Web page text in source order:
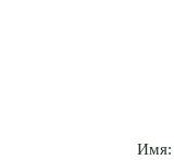
Имя: